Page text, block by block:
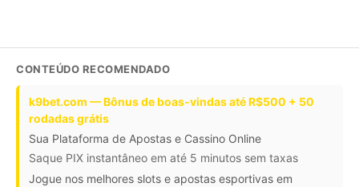
CONTEÚDO RECOMENDADO
k9bet.com — Bônus de boas-vindas até R$500 + 50
rodadas grátis
Sua Plataforma de Apostas e Cassino Online
Saque PIX instantâneo em até 5 minutos sem taxas
Jogue nos melhores slots e apostas esportivas em